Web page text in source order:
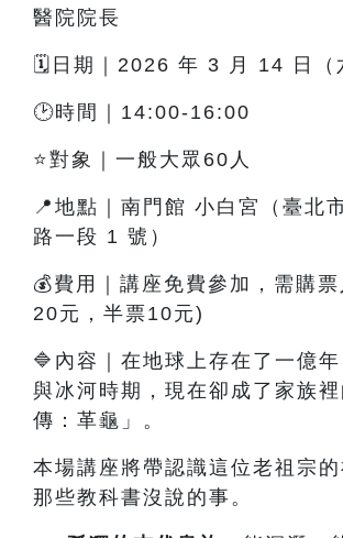
醫院院長
🗓️日期｜2026 年 3 月 14 日（
🕑時間｜14:00-16:00
⭐對象｜一般大眾60人
📍地點｜南門館 小白宮（臺北
路一段 1 號）
💰費用｜講座免費參加，需購
20元，半票10元)
🔷內容 ｜ 在地球上存在了一億
與冰河時期，現在卻成了家族
傳：革龜」。
本場講座將帶認識這位老祖宗
那些教科書沒說的事。